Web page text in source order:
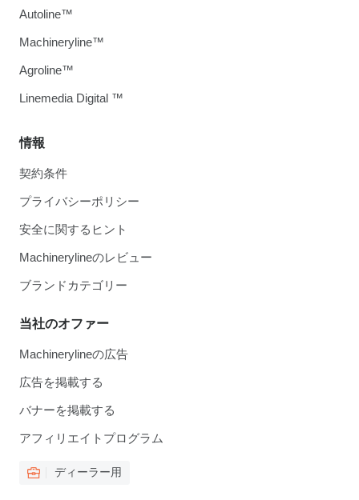
情報
契約条件
プライバシーポリシー
安全に関するヒント
Machinerylineのレビュー
ブランドカテゴリー
当社のオファー
Machinerylineの広告
広告を掲載する
バナーを掲載する
アフィリエイトプログラム
ディーラー用
Autoline™
Machineryline™
Agroline™
Linemedia Digital ™